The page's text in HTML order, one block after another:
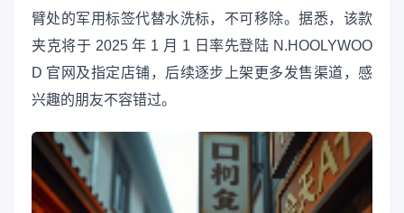
臂处的军用标签代替水洗标，不可移除。据悉，该款
夹克将于 2025 年 1 月 1 日率先登陆 N.HOOLYWOO
D 官网及指定店铺，后续逐步上架更多发售渠道，感
兴趣的朋友不容错过。